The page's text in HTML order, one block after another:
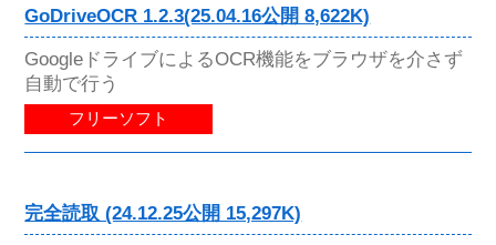
GoDriveOCR 1.2.3(25.04.16公開 8,622K)
GoogleドライブによるOCR機能をブラウザを介さず
自動で行う
フリーソフト
完全読取 (24.12.25公開 15,297K)